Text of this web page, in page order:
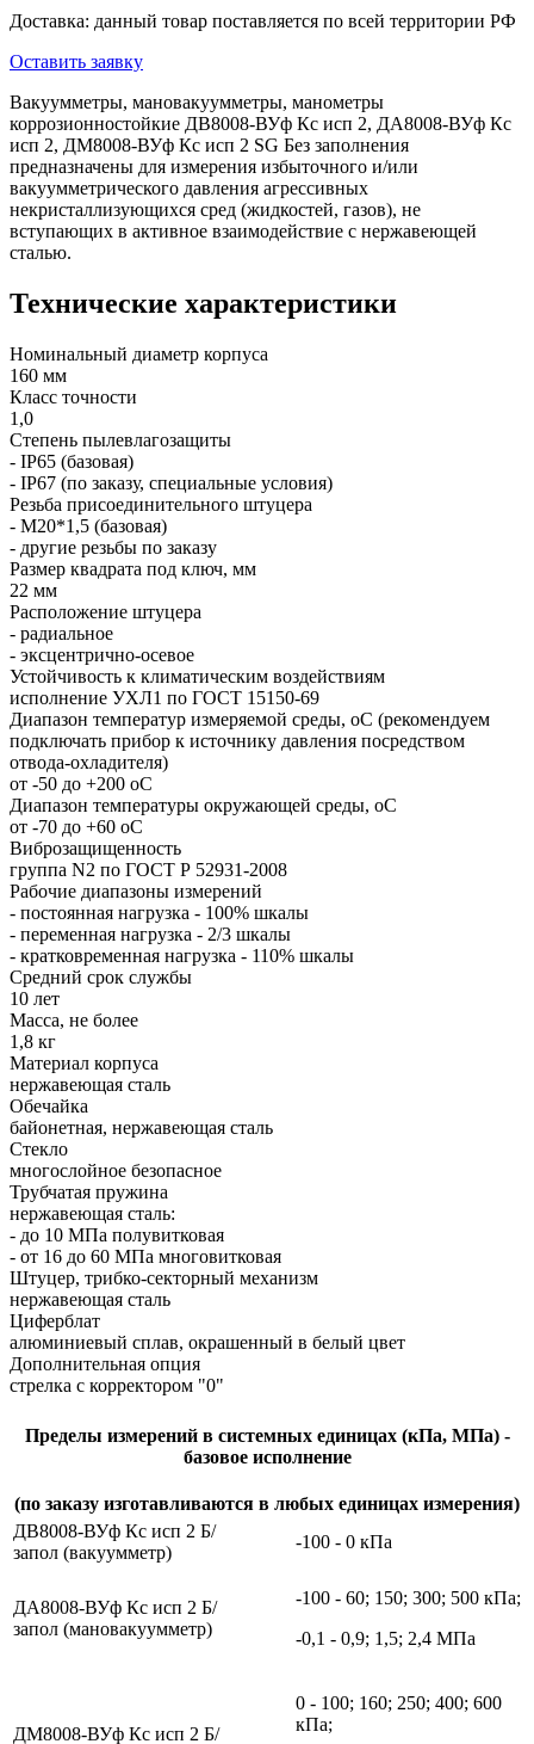
Доставка: данный товар поставляется по всей территории РФ
Оставить заявку
Вакуумметры, мановакуумметры, манометры
коррозионностойкие ДВ8008-ВУф Кс исп 2, ДА8008-ВУф Кс
исп 2, ДМ8008-ВУф Кс исп 2 SG Без заполнения
предназначены для измерения избыточного и/или
вакуумметрического давления агрессивных
некристаллизующихся сред (жидкостей, газов), не
вступающих в активное взаимодействие с нержавеющей
сталью.
Технические характеристики
Номинальный диаметр корпуса
160 мм
Класс точности
1,0
Степень пылевлагозащиты
- IP65 (базовая)
- IP67 (по заказу, специальные условия)
Резьба присоединительного штуцера
- М20*1,5 (базовая)
- другие резьбы по заказу
Размер квадрата под ключ, мм
22 мм
Расположение штуцера
- радиальное
- эксцентрично-осевое
Устойчивость к климатическим воздействиям
исполнение УХЛ1 по ГОСТ 15150-69
Диапазон температур измеряемой среды, оС (рекомендуем
подключать прибор к источнику давления посредством
отвода-охладителя)
от -50 до +200 оС
Диапазон температуры окружающей среды, оС
от -70 до +60 оС
Виброзащищенность
группа N2 по ГОСТ Р 52931-2008
Рабочие диапазоны измерений
- постоянная нагрузка - 100% шкалы
- переменная нагрузка - 2/3 шкалы
- кратковременная нагрузка - 110% шкалы
Средний срок службы
10 лет
Масса, не более
1,8 кг
Материал корпуса
нержавеющая сталь
Обечайка
байонетная, нержавеющая сталь
Стекло
многослойное безопасное
Трубчатая пружина
нержавеющая сталь:
- до 10 МПа полувитковая
- от 16 до 60 МПа многовитковая
Штуцер, трибко-секторный механизм
нержавеющая сталь
Циферблат
алюминиевый сплав, окрашенный в белый цвет
Дополнительная опция
стрелка с корректором "0"
Пределы измерений в системных единицах (кПа, МПа) -
базовое исполнение
(по заказу изготавливаются в любых единицах измерения)
ДВ8008-ВУф Кс исп 2 Б/
запол (вакуумметр)
-100 - 0 кПа
ДА8008-ВУф Кс исп 2 Б/
запол (мановакуумметр)
-100 - 60; 150; 300; 500 кПа;
-0,1 - 0,9; 1,5; 2,4 МПа
ДМ8008-ВУф Кс исп 2 Б/
0 - 100; 160; 250; 400; 600
кПа;